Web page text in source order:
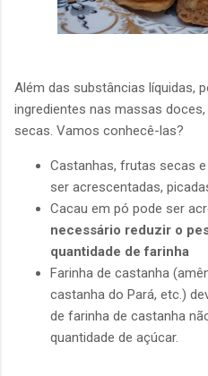
Além das substâncias líquidas,
ingredientes nas massas
secas. Vamos conhecê-las?
Castanhas, frutas secas
ser acrescentadas,
Cacau em pó pode ser
necessário reduzir o
quantidade de farinha
Farinha de castanha
castanha do Pará, etc.)
de farinha de castanha
quantidade de açúcar.